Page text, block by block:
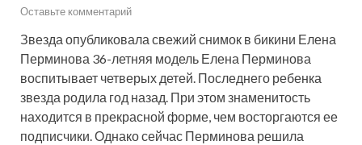
Оставьте комментарий
Звезда опубликовала свежий снимок в бикини Елена
Перминова 36-летняя модель Елена Перминова
воспитывает четверых детей. Последнего ребенка
звезда родила год назад. При этом знаменитость
находится в прекрасной форме, чем восторгаются ее
подписчики. Однако сейчас Перминова решила